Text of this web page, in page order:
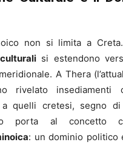
non si limita a
si estendono
A Thera
rivelato insediamenti
quelli cretesi, segno di
porta al concetto
: un dominio politico